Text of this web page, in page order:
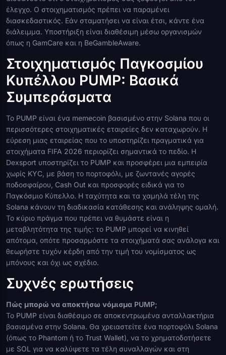
έλεγχο. Ο στοιχηματισμός πρέπει να παραμένει
διασκεδαστικός. Εάν σταματήσει να είναι έτσι, κάντε ένα
διάλειμμα. Υποστήριξη είναι διαθέσιμη μέσω οργανισμών
όπως η GamCare και η BeGambleAware.
Στοιχηματισμός Παγκοσμίου
Κυπέλλου PUMP: Βασικά
Συμπεράσματα
Το PUMP είναι ένα memecoin βασισμένο στην Solana που οι
περισσότερες στοιχηματικές εταιρείες δεν καταχωρούν. Η
εύρεση μιας εταιρείας που το υποστηρίζει πραγματικά για
στοιχήματα FIFA 2026 περιορίζει σημαντικά το πεδίο. Η
Dexsport υποστηρίζει το PUMP και προσφέρει μια εμπειρία
χωρίς KYC, με βάση το πορτοφόλι, με ζωντανές αγορές
ποδοσφαίρου, Cash Out και προσφορές ειδικά για το
Παγκόσμιο Κύπελλο. Η ταχύτητα και τα χαμηλά τέλη της
Solana κάνουν τη διαδικασία κατάθεσης και ανάληψης ομαλή.
Το κύριο πράγμα που πρέπει να θυμάστε είναι η
μεταβλητότητα της τιμής: το PUMP μπορεί να κινηθεί
απότομα, οπότε προσαρμόστε τα στοιχήματά σας ανάλογα και
θεωρήστε τυχόν κέρδη από την τιμή του νομίσματος ως
μπόνους και όχι ως σχέδιο.
Συχνές ερωτήσεις
Πώς μπορώ να αποκτήσω νόμισμα PUMP;
Το PUMP είναι διαθέσιμο σε αποκεντρωμένα ανταλλακτήρια
βασισμένα στην Solana. Θα χρειαστείτε ένα πορτοφόλι Solana
(όπως το Phantom ή το Trust Wallet), να το χρηματοδοτήσετε
με SOL για να καλύψετε τα τέλη συναλλαγών και στη